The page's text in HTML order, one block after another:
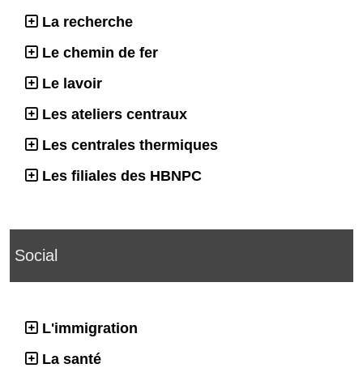
La recherche
Le chemin de fer
Le lavoir
Les ateliers centraux
Les centrales thermiques
Les filiales des HBNPC
Social
L'immigration
La santé